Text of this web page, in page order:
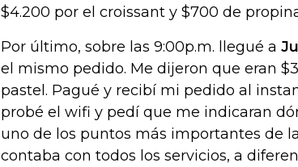
$4.200 por el croissant y $700 de
Por último, sobre las 9:00p.m. llegué a
el mismo pedido. Me dijeron que eran
pastel. Pagué y recibí mi pedido al
probé el wifi y pedí que me indicaran
uno de los puntos más importantes de
contaba con todos los servicios, a